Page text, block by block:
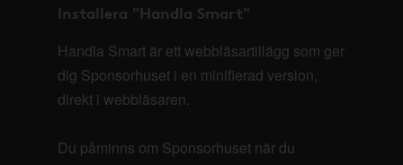
Installera "Handla Smart"
Handla Smart är ett webbläsartillägg som ger
dig Sponsorhuset i en minifierad version,
direkt i webbläsaren.
Du påminns om Sponsorhuset när du